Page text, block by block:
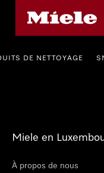
DE NETTOYAGE
Miele en
À propos de nous